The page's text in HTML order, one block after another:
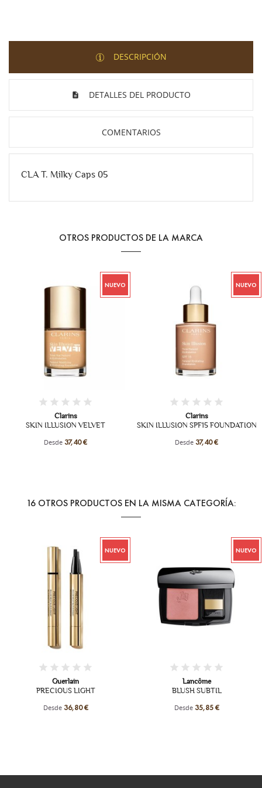
DESCRIPCIÓN
DETALLES DEL PRODUCTO
COMENTARIOS
CLA T. Milky Caps 05
OTROS PRODUCTOS DE LA MARCA
NUEVO
Clarins
SKIN ILLUSION VELVET
Desde 37,40 €
NUEVO
Clarins
SKIN ILLUSION SPF15 FOUNDATION
Desde 37,40 €
16 OTROS PRODUCTOS EN LA MISMA CATEGORÍA:
NUEVO
Guerlain
PRECIOUS LIGHT
Desde 36,80 €
NUEVO
Lancôme
BLUSH SUBTIL
Desde 35,85 €